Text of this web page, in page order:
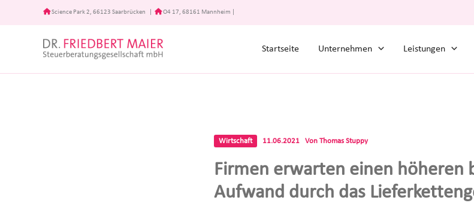
Science Park 2, 66123 Saarbrücken O4 17, 68161 Mannheim
Startseite Unternehmen Leistungen
Wirtschaft 11.06.2021 Von Thomas Stuppy
Firmen erwarten einen höheren
Aufwand durch das